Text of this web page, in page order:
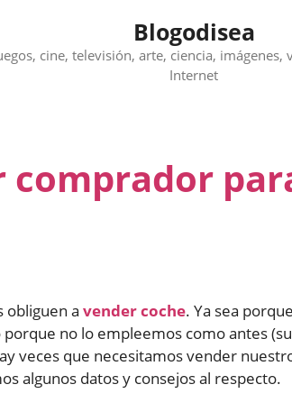
Blogodisea
cine, televisión, arte, ciencia,
Internet
comprador
obliguen a vender coche. Ya sea
no lo empleemos como antes
veces que necesitamos vender
algunos datos y consejos al respecto.